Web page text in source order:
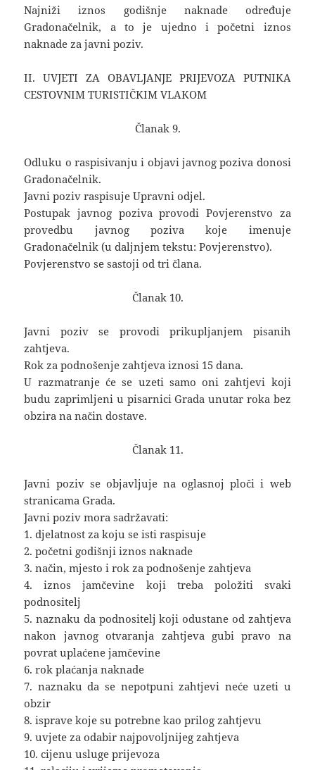
Najniži iznos godišnje naknade određuje
Gradonačelnik, a to je ujedno i početni iznos
naknade za javni poziv.
II. UVJETI ZA OBAVLJANJE PRIJEVOZA PUTNIKA
CESTOVNIM TURISTIČKIM VLAKOM
Članak 9.
Odluku o raspisivanju i objavi javnog poziva donosi
Gradonačelnik.
Javni poziv raspisuje Upravni odjel.
Postupak javnog poziva provodi Povjerenstvo za
provedbu javnog poziva koje imenuje
Gradonačelnik (u daljnjem tekstu: Povjerenstvo).
Povjerenstvo se sastoji od tri člana.
Članak 10.
Javni poziv se provodi prikupljanjem pisanih
zahtjeva.
Rok za podnošenje zahtjeva iznosi 15 dana.
U razmatranje će se uzeti samo oni zahtjevi koji
budu zaprimljeni u pisarnici Grada unutar roka bez
obzira na način dostave.
Članak 11.
Javni poziv se objavljuje na oglasnoj ploči i web
stranicama Grada.
Javni poziv mora sadržavati:
1. djelatnost za koju se isti raspisuje
2. početni godišnji iznos naknade
3. način, mjesto i rok za podnošenje zahtjeva
4. iznos jamčevine koji treba položiti svaki
podnositelj
5. naznaku da podnositelj koji odustane od zahtjeva
nakon javnog otvaranja zahtjeva gubi pravo na
povrat uplaćene jamčevine
6. rok plaćanja naknade
7. naznaku da se nepotpuni zahtjevi neće uzeti u
obzir
8. isprave koje su potrebne kao prilog zahtjevu
9. uvjete za odabir najpovoljnijeg zahtjeva
10. cijenu usluge prijevoza